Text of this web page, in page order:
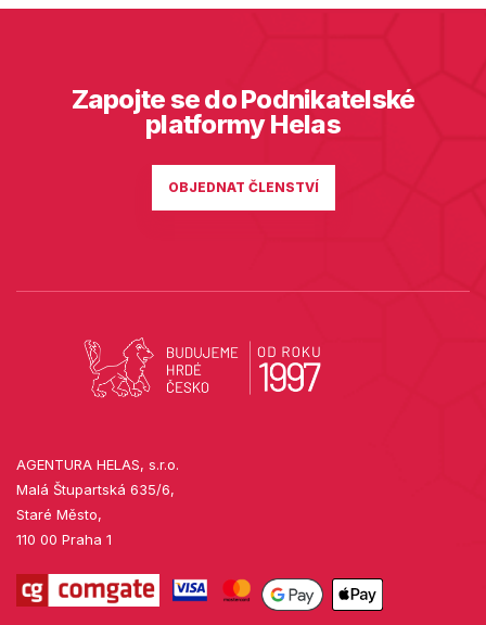
Zapojte se do Podnikatelské
platformy Helas
OBJEDNAT ČLENSTVÍ
AGENTURA HELAS, s.r.o.
Malá Štupartská 635/6,
Staré Město,
110 00 Praha 1